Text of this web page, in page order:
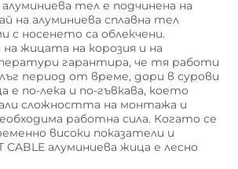
тел е подчинена на
на алуминиева сплавна тел
с носенето са облекчени.
жицата на корозия и на
гарантира, че тя работи
период от време, дори в сурови
е по-лека и по-гъвкава, което
сложността на монтажа и
работна сила. Когато се
високи показатели и
CABLE алуминиева жица е лесно